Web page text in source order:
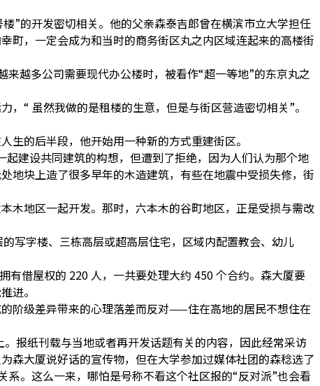
”的开发密切相关。他的父亲森泰吉郎曾在横滨市立大学担任
町，一定会成为和当时的商务街区丸之内区域连起来的高楼街
越多公司需要现代办公楼时，被看作“超一等地”的东京丸之
“ 虽然我做的是租楼的生意，但是与街区营造密切相关”。
的后半段，他开始用一种新的方式重建街区。
建设共同建筑的构想，但遭到了拒绝，因为人们认为那个地
地块上造了很多早年的木造建筑，有些在地震中受损失修，街
木地区一起开发。那时，六本木的谷町地区，正是受损与需改
写字楼、三栋高层或超高层住宅，区域内配置教会、幼儿
有借屋权的 220 人，一共要处理大约 450 个合约。森大厦要
进。
阶级差异带来的心理落差而反对——住在高地的居民不想住在
报纸刊载与当地或者再开发话题有关的内容，因此经常采访
森大厦说好话的宣传物，但在大学参加过媒体社团的森稔选了
。这么一来，哪怕是号称不看这个社区报的“反对派”也会看